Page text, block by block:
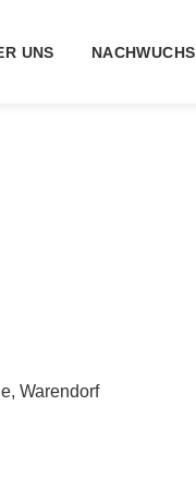
UNS NACHWUCHS
Warendorf